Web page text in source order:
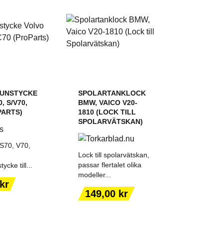
S/V70,
V70,
till...
TILL I
SPOLARTANKLOCK
BMW, VAICO V20-
1810 (LOCK TILL
SPOLARVÄTSKAN)
Lock till spolarvätskan,
passar flertalet olika
modeller...
Pris
149,00 kr
LÄGG TILL I
VARUKORGEN